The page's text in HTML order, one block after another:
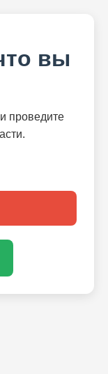
вы
проведите